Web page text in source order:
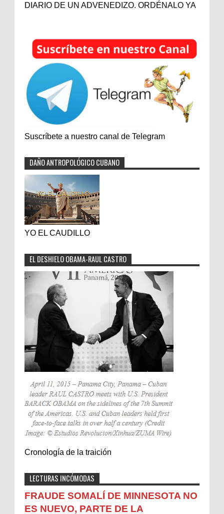
DIARIO DE UN ADVENEDIZO. ORDÉNALO YA
Suscríbete a nuestro canal de Telegram
DAÑO ANTROPOLÓGICO CUBANO
YO EL CAUDILLO
EL DESHIELO OBAMA-RAUL CASTRO
Cronología de la traición
LECTURAS INCÓMODAS
FRAUDE SOMALÍ DE MINNESOTA NO
ES NUEVO, PARTE DE LA